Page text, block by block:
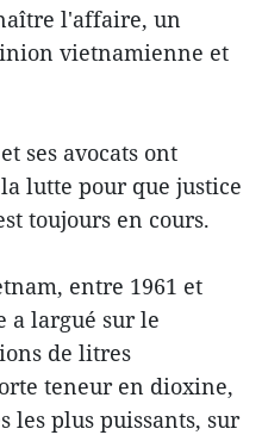
l'affaire, un
vietnamienne et
ses avocats ont
lutte pour que justice
toujours en cours.
entre 1961 et
a largué sur le
de litres
teneur en dioxine,
les plus puissants, sur